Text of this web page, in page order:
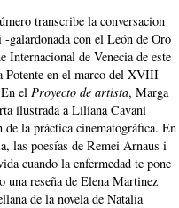
transcribe la conversacion
galardonada con el León de Oro
de Venecia de este
Potente en el marco del XVIII
el Proyecto de artista, Marga
ilustrada a Liliana Cavani
de la práctica cinematográfica. En
las poesías de Remei Arnaus i
cuando la enfermedad te pone
reseña de Elena Martinez
de la novela de Natalia